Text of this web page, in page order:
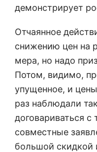
демонстрирует
Отчаянное
снижению цен на
мера, но надо
Потом, видимо,
упущенное, и
раз наблюдали
договариваться
совместные
большой скидкой